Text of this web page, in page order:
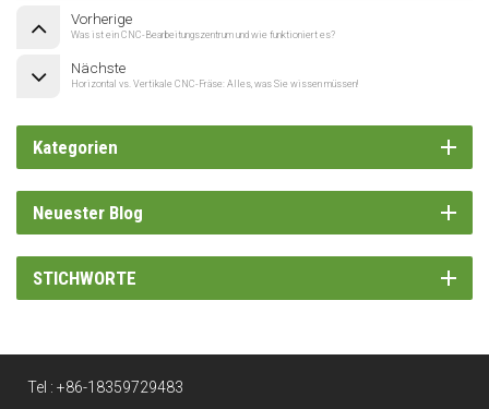
Vorherige
Was ist ein CNC-Bearbeitungszentrum und wie funktioniert es?
Nächste
Horizontal vs. Vertikale CNC-Fräse: Alles, was Sie wissen müssen!
Kategorien
Neuester Blog
STICHWORTE
Tel : +86-18359729483